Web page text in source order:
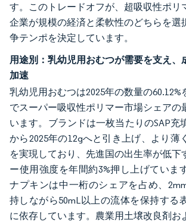
す。このトレードオフが、超吸収性ポリ
企業が規模の経済と柔軟性のどちらを選
争テンポを決定しています。
用途別：乳幼児用おむつが需要を支え、
加速
乳幼児用おむつは2025年の数量の
でスーパー吸収性ポリマー市場シェアの
います。ブランドは一枚当たりのSAP充
から2025年の12gへと引き上げ、より薄
を実現しており、先進国の出生率が低下
ー使用強度を年間約3%押し上げていま
ナプキンは中一桁のシェアを占め、
持しながら50mL以上の流体を保持する
に依存しています。農業用土壌改良剤お